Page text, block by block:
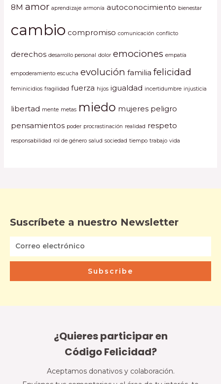
8M amor aprendizaje armonía autoconocimiento bienestar
cambio compromiso comunicación conflicto
derechos desarrollo personal dolor emociones empatía
empoderamiento escucha evolución familia felicidad
feminicidios fragilidad fuerza hijos igualdad incertidumbre injusticia
libertad mente metas miedo mujeres peligro
pensamientos poder procrastinación realidad respeto
responsabilidad rol de género salud sociedad tiempo trabajo vida
Suscríbete a nuestro Newsletter
Subscribe
¿Quieres participar en
Código Felicidad?
Aceptamos donativos y colaboración.